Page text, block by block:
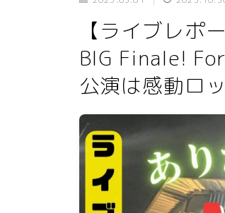
【ライブレポ
BIG Finale!
公演は感動ロ